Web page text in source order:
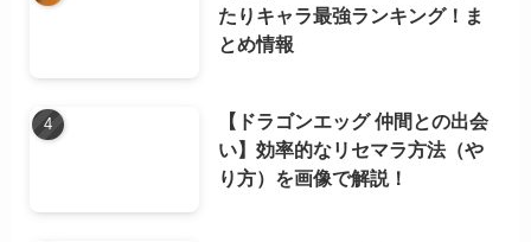
たりキャラ最強ランキング！ま
とめ情報
【ドラゴンエッグ 仲間との出会
い】効率的なリセマラ方法（や
り方）を画像で解説！